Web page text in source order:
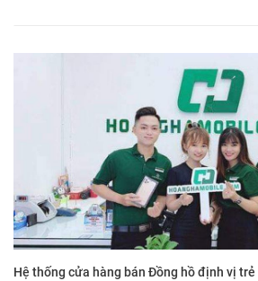
Hệ thống cửa hàng bán Đồng hồ định vị